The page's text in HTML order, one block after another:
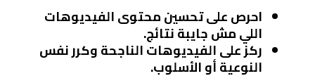
احرص على تحسين محتوى الفيديوهات
اللي مش جايبة نتائج.
ركز على الفيديوهات الناجحة وكرر نفس
النوعية أو الأسلوب.